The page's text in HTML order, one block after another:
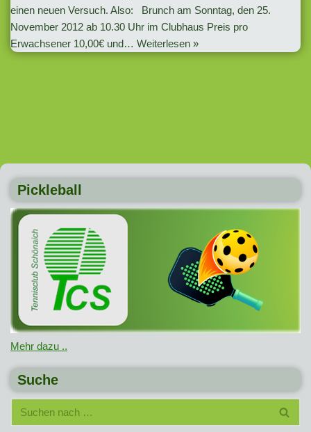
einen neuen Versuch. Also: Brunch am Sonntag, den 25.
November 2012 ab 10.30 Uhr im Clubhaus Preis pro
Erwachsener 10,00€ und… Weiterlesen »
Pickleball
Mehr dazu ..
Suche